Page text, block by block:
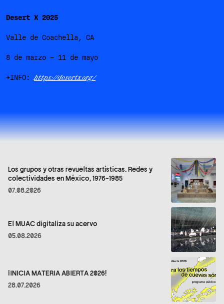
Desert X 2025
Valle de Coachella, CA
8 de marzo – 11 de mayo
+INFO:https://desertx.org/
Los grupos y otras revueltas artísticas. Redes y
colectividades en México, 1976-1985
07.08.2026
El MUAC digitaliza su acervo
05.08.2026
¡INICIA MATERIA ABIERTA 2026!
28.07.2026